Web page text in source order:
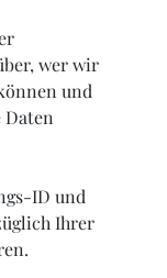
wer wir
und
Daten
ID und
Ihrer